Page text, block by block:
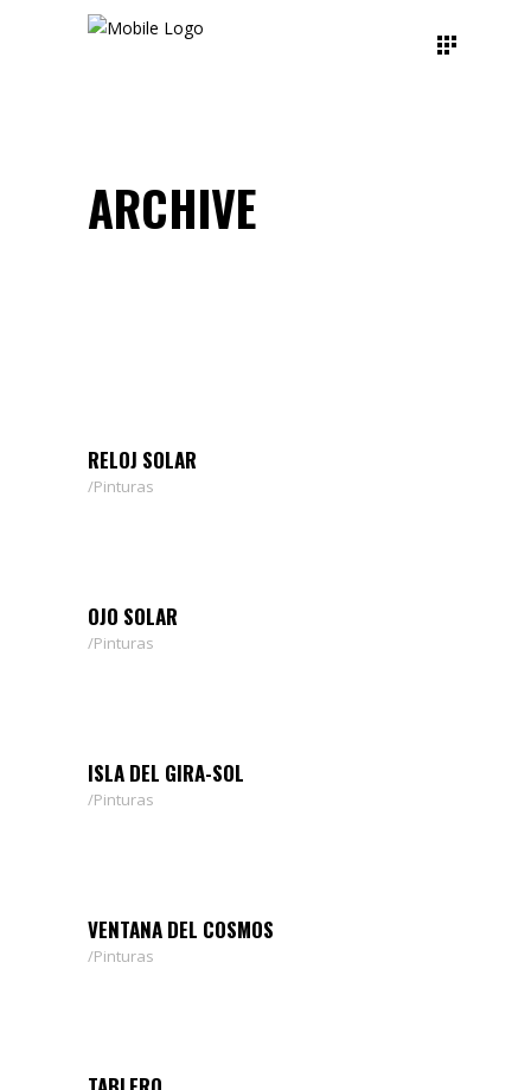
ARCHIVE
RELOJ SOLAR
Pinturas
OJO SOLAR
Pinturas
ISLA DEL GIRA-SOL
Pinturas
VENTANA DEL COSMOS
Pinturas